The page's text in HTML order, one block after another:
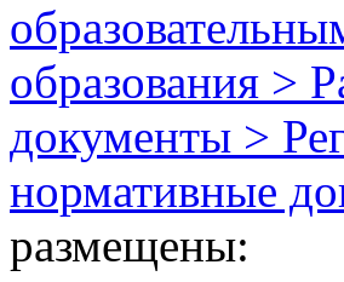
образования >
документы >
нормативные
размещены: